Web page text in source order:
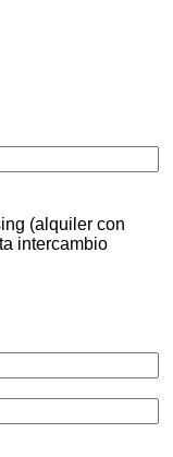
(alquiler con
intercambio